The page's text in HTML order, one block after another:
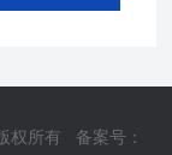
权所有 备案号：